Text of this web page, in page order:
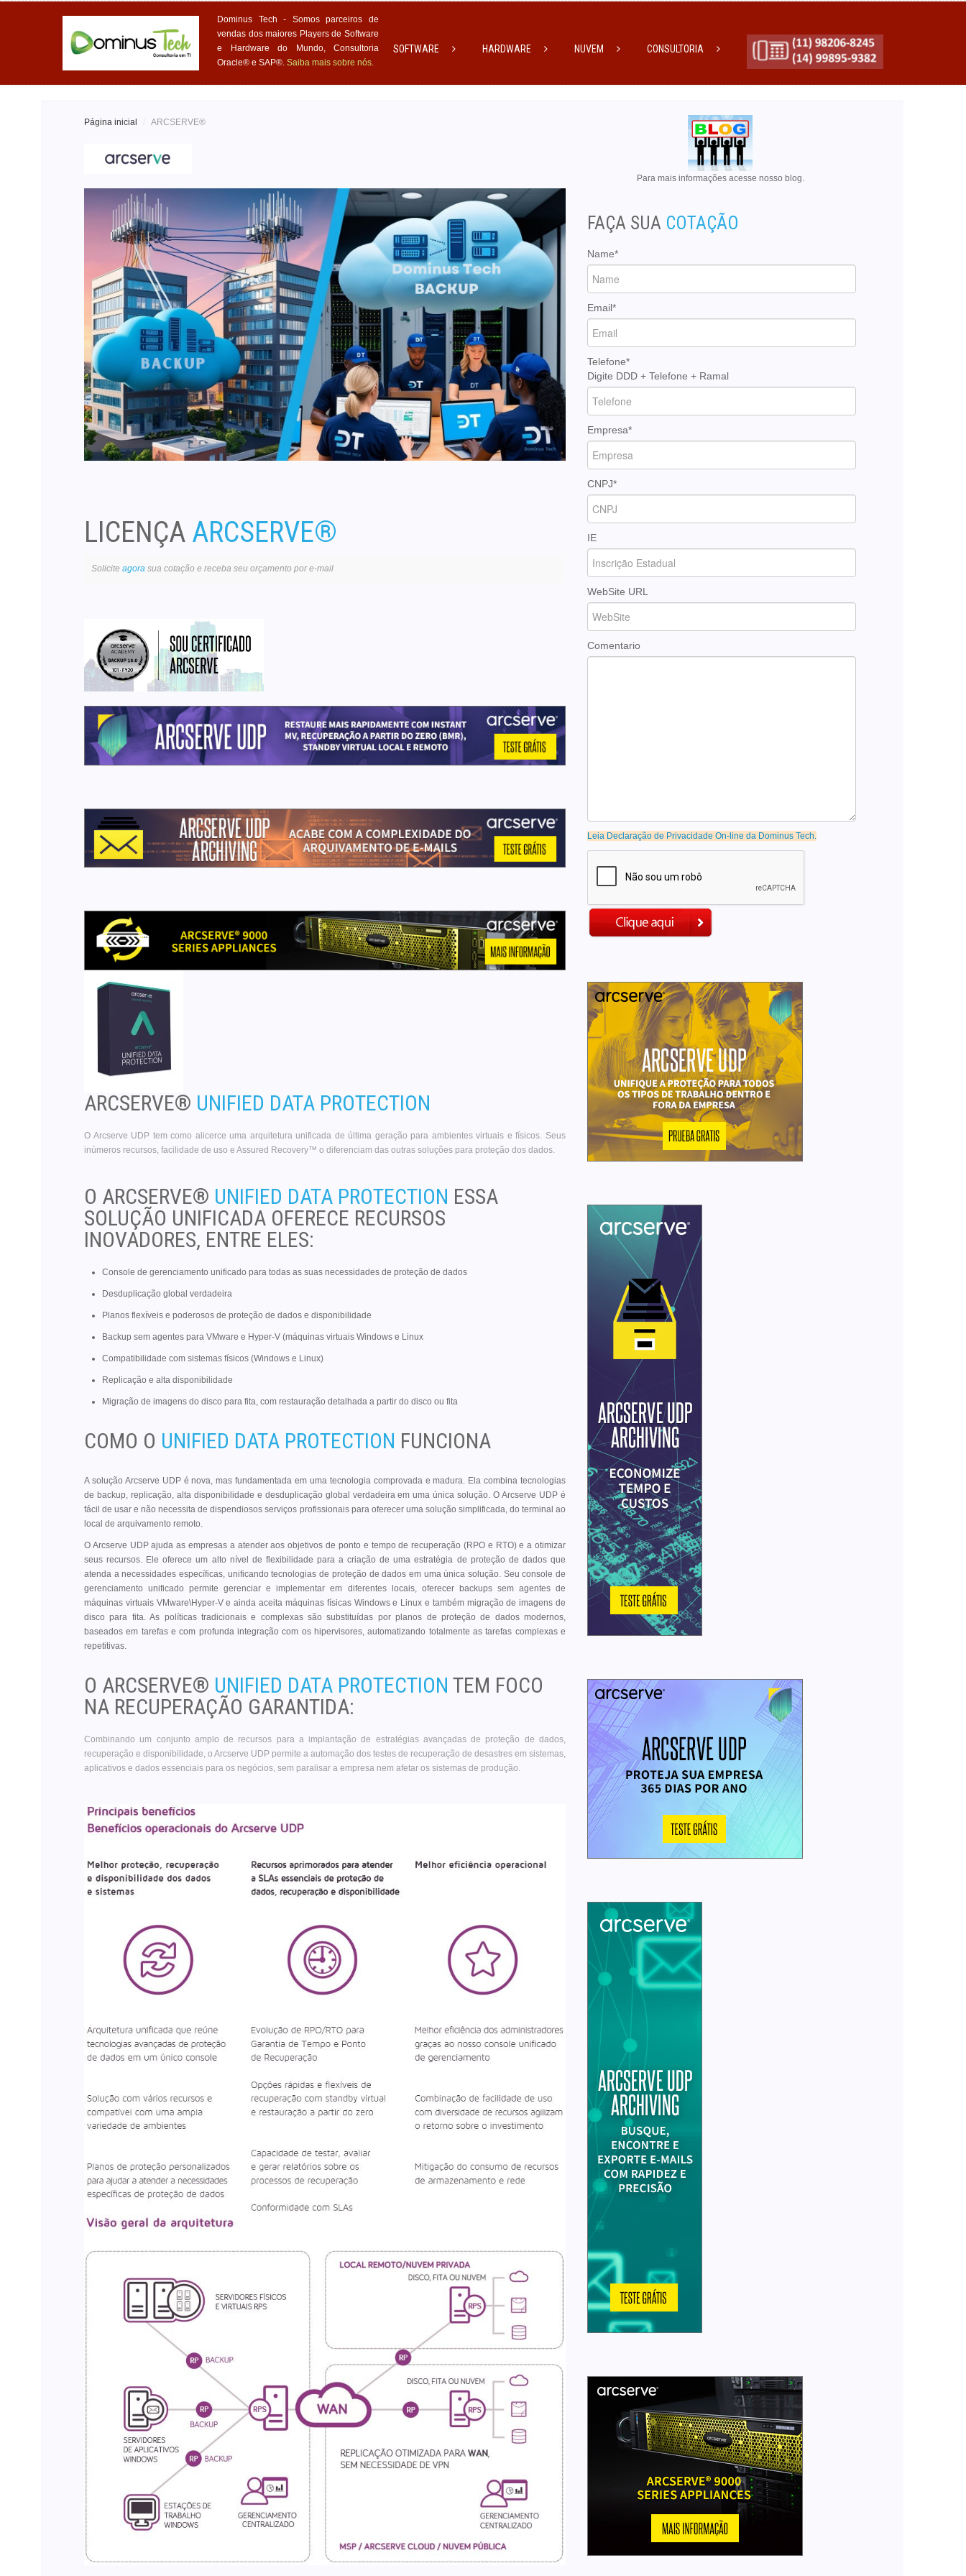
Dominus Tech - Somos parceiros de
vendas dos maiores Players de Software
e Hardware do Mundo, Consultoria
Oracle® e SAP®. Saiba mais sobre nós.
SOFTWARE HARDWARE NUVEM CONSULTORIA
Página inicial ARCSERVE®
LICENÇA ARCSERVE®
Solicite agora sua cotação e receba seu orçamento por e-mail
ARCSERVE® UNIFIED DATA PROTECTION
O Arcserve UDP tem como alicerce uma arquitetura unificada de última geração para ambientes virtuais e físicos. Seus
inúmeros recursos, facilidade de uso e Assured Recovery™ o diferenciam das outras soluções para proteção dos dados.
O ARCSERVE® UNIFIED DATA PROTECTION ESSA
SOLUÇÃO UNIFICADA OFERECE RECURSOS
INOVADORES, ENTRE ELES:
Console de gerenciamento unificado para todas as suas necessidades de proteção de dados
Desduplicação global verdadeira
Planos flexíveis e poderosos de proteção de dados e disponibilidade
Backup sem agentes para VMware e Hyper-V (máquinas virtuais Windows e Linux
Compatibilidade com sistemas físicos (Windows e Linux)
Replicação e alta disponibilidade
Migração de imagens do disco para fita, com restauração detalhada a partir do disco ou fita
COMO O UNIFIED DATA PROTECTION FUNCIONA
A solução Arcserve UDP é nova, mas fundamentada em uma tecnologia comprovada e madura. Ela combina tecnologias
de backup, replicação, alta disponibilidade e desduplicação global verdadeira em uma única solução. O Arcserve UDP é
fácil de usar e não necessita de dispendiosos serviços profissionais para oferecer uma solução simplificada, do terminal ao
local de arquivamento remoto.
O Arcserve UDP ajuda as empresas a atender aos objetivos de ponto e tempo de recuperação (RPO e RTO) e a otimizar
seus recursos. Ele oferece um alto nível de flexibilidade para a criação de uma estratégia de proteção de dados que
atenda a necessidades específicas, unificando tecnologias de proteção de dados em uma única solução. Seu console de
gerenciamento unificado permite gerenciar e implementar em diferentes locais, oferecer backups sem agentes de
máquinas virtuais VMware\Hyper-V e ainda aceita máquinas físicas Windows e Linux e também migração de imagens de
disco para fita. As políticas tradicionais e complexas são substituídas por planos de proteção de dados modernos,
baseados em tarefas e com profunda integração com os hipervisores, automatizando totalmente as tarefas complexas e
repetitivas.
O ARCSERVE® UNIFIED DATA PROTECTION TEM FOCO
NA RECUPERAÇÃO GARANTIDA:
Combinando um conjunto amplo de recursos para a implantação de estratégias avançadas de proteção de dados,
recuperação e disponibilidade, o Arcserve UDP permite a automação dos testes de recuperação de desastres em sistemas,
aplicativos e dados essenciais para os negócios, sem paralisar a empresa nem afetar os sistemas de produção.
Para mais informações acesse nosso blog.
FAÇA SUA COTAÇÃO
Name*
Email*
Telefone*
Digite DDD + Telefone + Ramal
Empresa*
CNPJ*
IE
WebSite URL
Comentario
Leia Declaração de Privacidade On-line da Dominus Tech.